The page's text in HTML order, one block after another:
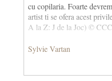
cu copilaria. Foarte
artist ti se ofera acest
A la Z: J de la Joc) © CCC
Sylvie Vartan